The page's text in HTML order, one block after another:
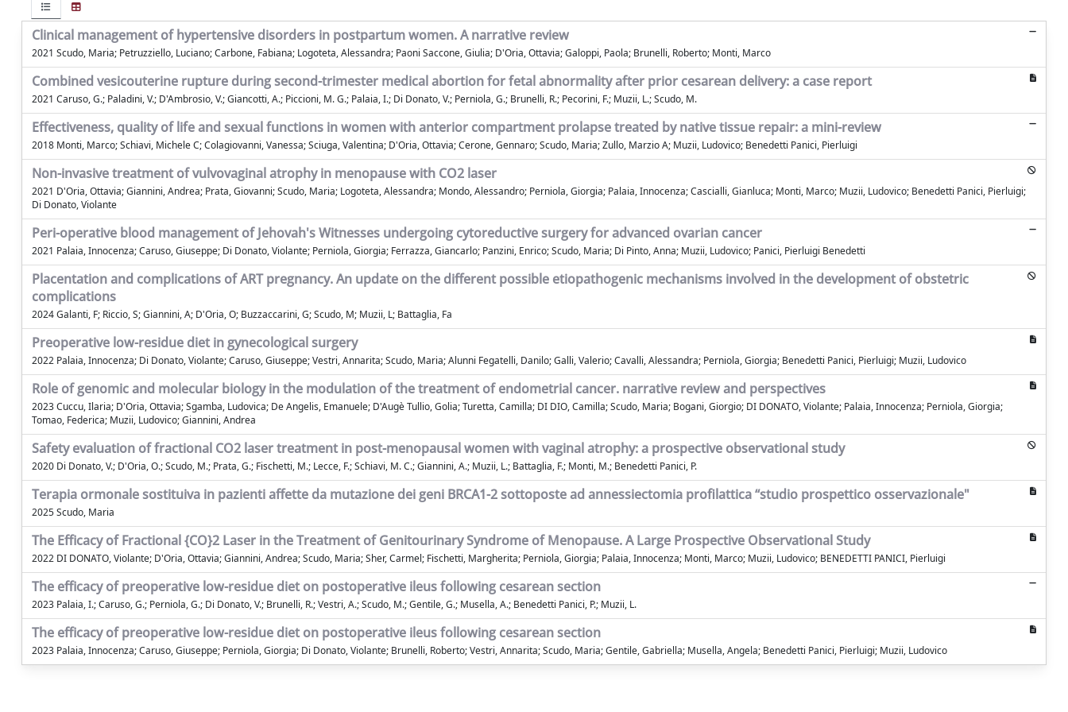
Clinical management of hypertensive disorders in postpartum women. A narrative review
2021 Scudo, Maria; Petruzziello, Luciano; Carbone, Fabiana; Logoteta, Alessandra; Paoni Saccone, Giulia; D'Oria, Ottavia; Galoppi, Paola; Brunelli, Roberto; Monti, Marco
Combined vesicouterine rupture during second-trimester medical abortion for fetal abnormality after prior cesarean delivery: a case report
2021 Caruso, G.; Paladini, V.; D'Ambrosio, V.; Giancotti, A.; Piccioni, M. G.; Palaia, I.; Di Donato, V.; Perniola, G.; Brunelli, R.; Pecorini, F.; Muzii, L.; Scudo, M.
Effectiveness, quality of life and sexual functions in women with anterior compartment prolapse treated by native tissue repair: a mini-review
2018 Monti, Marco; Schiavi, Michele C; Colagiovanni, Vanessa; Sciuga, Valentina; D'Oria, Ottavia; Cerone, Gennaro; Scudo, Maria; Zullo, Marzio A; Muzii, Ludovico; Benedetti Panici, Pierluigi
Non-invasive treatment of vulvovaginal atrophy in menopause with CO2 laser
2021 D'Oria, Ottavia; Giannini, Andrea; Prata, Giovanni; Scudo, Maria; Logoteta, Alessandra; Mondo, Alessandro; Perniola, Giorgia; Palaia, Innocenza; Cascialli, Gianluca; Monti, Marco; Muzii, Ludovico; Benedetti Panici, Pierluigi;
Di Donato, Violante
Peri-operative blood management of Jehovah's Witnesses undergoing cytoreductive surgery for advanced ovarian cancer
2021 Palaia, Innocenza; Caruso, Giuseppe; Di Donato, Violante; Perniola, Giorgia; Ferrazza, Giancarlo; Panzini, Enrico; Scudo, Maria; Di Pinto, Anna; Muzii, Ludovico; Panici, Pierluigi Benedetti
Placentation and complications of ART pregnancy. An update on the different possible etiopathogenic mechanisms involved in the development of obstetric
complications
2024 Galanti, F; Riccio, S; Giannini, A; D'Oria, O; Buzzaccarini, G; Scudo, M; Muzii, L; Battaglia, Fa
Preoperative low-residue diet in gynecological surgery
2022 Palaia, Innocenza; Di Donato, Violante; Caruso, Giuseppe; Vestri, Annarita; Scudo, Maria; Alunni Fegatelli, Danilo; Galli, Valerio; Cavalli, Alessandra; Perniola, Giorgia; Benedetti Panici, Pierluigi; Muzii, Ludovico
Role of genomic and molecular biology in the modulation of the treatment of endometrial cancer. narrative review and perspectives
2023 Cuccu, Ilaria; D'Oria, Ottavia; Sgamba, Ludovica; De Angelis, Emanuele; D'Augè Tullio, Golia; Turetta, Camilla; DI DIO, Camilla; Scudo, Maria; Bogani, Giorgio; DI DONATO, Violante; Palaia, Innocenza; Perniola, Giorgia;
Tomao, Federica; Muzii, Ludovico; Giannini, Andrea
Safety evaluation of fractional CO2 laser treatment in post-menopausal women with vaginal atrophy: a prospective observational study
2020 Di Donato, V.; D'Oria, O.; Scudo, M.; Prata, G.; Fischetti, M.; Lecce, F.; Schiavi, M. C.; Giannini, A.; Muzii, L.; Battaglia, F.; Monti, M.; Benedetti Panici, P.
Terapia ormonale sostituiva in pazienti affette da mutazione dei geni BRCA1-2 sottoposte ad annessiectomia profilattica “studio prospettico osservazionale"
2025 Scudo, Maria
The Efficacy of Fractional {CO}2 Laser in the Treatment of Genitourinary Syndrome of Menopause. A Large Prospective Observational Study
2022 DI DONATO, Violante; D'Oria, Ottavia; Giannini, Andrea; Scudo, Maria; Sher, Carmel; Fischetti, Margherita; Perniola, Giorgia; Palaia, Innocenza; Monti, Marco; Muzii, Ludovico; BENEDETTI PANICI, Pierluigi
The efficacy of preoperative low-residue diet on postoperative ileus following cesarean section
2023 Palaia, I.; Caruso, G.; Perniola, G.; Di Donato, V.; Brunelli, R.; Vestri, A.; Scudo, M.; Gentile, G.; Musella, A.; Benedetti Panici, P.; Muzii, L.
The efficacy of preoperative low-residue diet on postoperative ileus following cesarean section
2023 Palaia, Innocenza; Caruso, Giuseppe; Perniola, Giorgia; Di Donato, Violante; Brunelli, Roberto; Vestri, Annarita; Scudo, Maria; Gentile, Gabriella; Musella, Angela; Benedetti Panici, Pierluigi; Muzii, Ludovico